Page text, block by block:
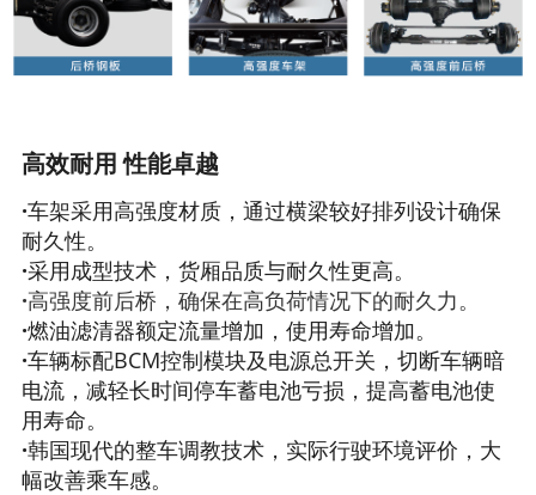
高效耐用 性能卓越
·车架采用高强度材质，通过横梁较好排列设计确保
耐久性。
·采用成型技术，货厢品质与耐久性更高。
·高强度前后桥，确保在高负荷情况下的耐久力。
·燃油滤清器额定流量增加，使用寿命增加。
·车辆标配BCM控制模块及电源总开关，切断车辆暗
电流，减轻长时间停车蓄电池亏损，提高蓄电池使
用寿命。
·韩国现代的整车调教技术，实际行驶环境评价，大
幅改善乘车感。